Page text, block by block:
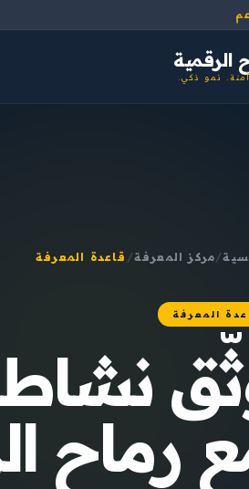
الرقمية
نمو ذكي.
/مركز المعرفة/ قاعدة المعرفة
المعرفة
رماح